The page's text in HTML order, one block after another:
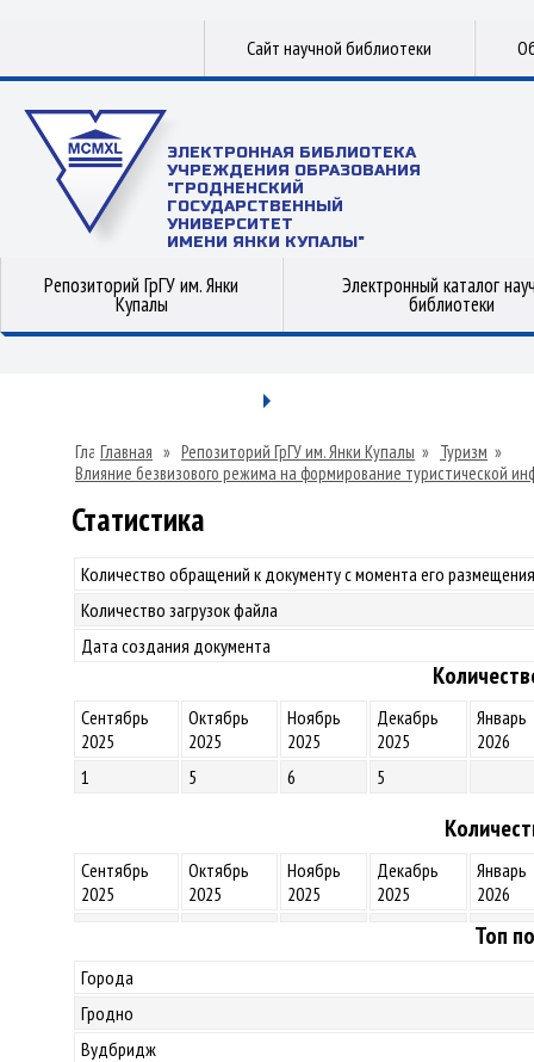
Сайт научной библиотеки
ЭЛЕКТРОННАЯ БИБЛИОТЕКА
УЧРЕЖДЕНИЯ ОБРАЗОВАНИЯ
"ГРОДНЕНСКИЙ
ГОСУДАРСТВЕННЫЙ
УНИВЕРСИТЕТ
ИМЕНИ ЯНКИ КУПАЛЫ"
Репозиторий ГрГУ им. Янки
Купалы
Электронный каталог
библиотеки
Главная » Репозиторий ГрГУ им. Янки Купалы » Туризм »
Влияние безвизового режима на формирование туристической
Статистика
Количество обращений к документу с момента его
Количество загрузок файла
Дата создания документа
Сентябрь
2025
Октябрь
2025
Ноябрь
2025
Декабрь
2025
Январь
2026
1
5 6 5
Сентябрь
2025
Октябрь
2025
Ноябрь
2025
Декабрь
2025
Январь
2026
Топ
Города
Гродно
Вудбридж